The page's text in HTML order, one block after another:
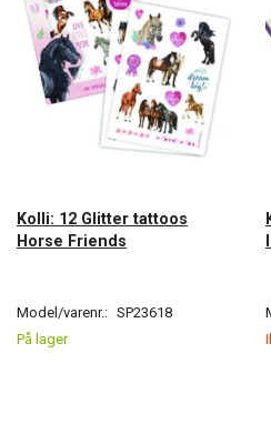
Kolli: 12 Glitter tattoos
Horse Friends
Model/varenr.: SP23618
På lager